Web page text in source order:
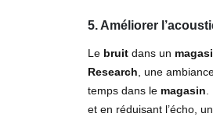
5. Améliorer
Le bruit dans un
Research , une
temps dans le magasin
et en réduisant l’écho, un